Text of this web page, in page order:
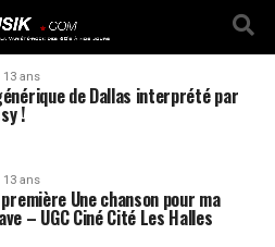
13 ans
de Dallas interprété par
!
13 ans
Une chanson pour ma
– UGC Ciné Cité Les Halles